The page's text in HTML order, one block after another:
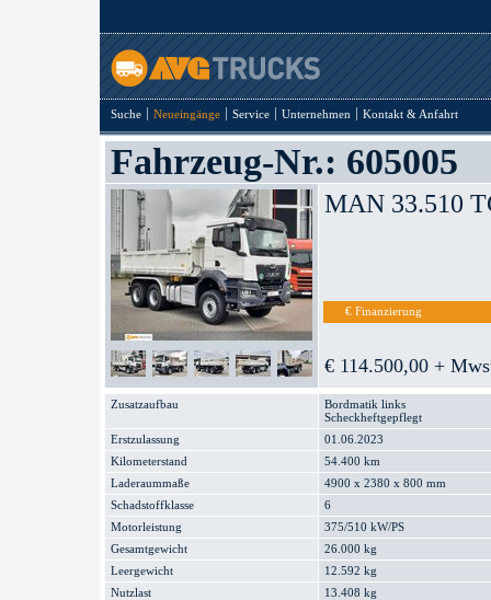
Suche Neueingänge Service Unternehmen Kontakt & Anfahrt
Fahrzeug-Nr.: 605005
MAN 33.510
€ Finanzierung
€ 114.500,00 +
Zusatzaufbau
Bordmatik links
Scheckheftgepflegt
Erstzulassung
01.06.2023
Kilometerstand
54.400 km
Laderaummaße
4900 x 2380 x 800 mm
Schadstoffklasse
6
Motorleistung
375/510 kW/PS
Gesamtgewicht
26.000 kg
Leergewicht
12.592 kg
Nutzlast
13.408 kg